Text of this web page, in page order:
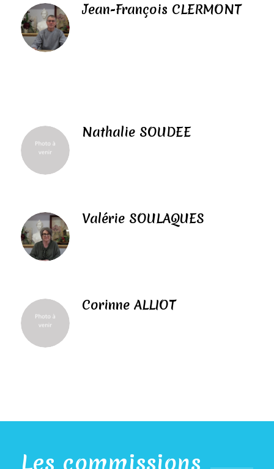
Jean-François CLERMONT
Nathalie SOUDÉE
Valérie SOULAQUES
Corinne ALLIOT